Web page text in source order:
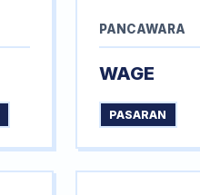
PANCAWARA
WAGE
PASARAN